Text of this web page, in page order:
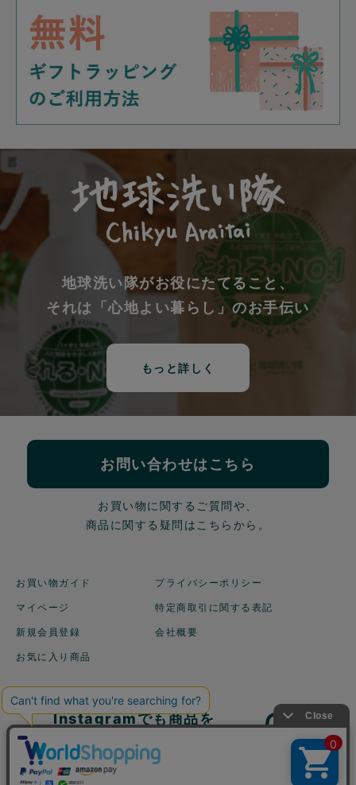
地球洗い隊がお役にたてること、
それは「心地よい暮らし」のお手伝い
もっと詳しく
お問い合わせはこちら
お買い物に関するご質問や、
商品に関する疑問はこちらから。
お買い物ガイド
マイページ
新規会員登録
お気に入り商品
プライバシーポリシー
特定商取引に関する表記
会社概要
Instagramでも商品を
ご紹介しています！